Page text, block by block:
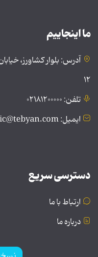
ما اینجاییم
آدرس: بلوار کشاورز،
۱۲
تلفن: ۰۲۱۸۱۲۰۰۰۰۰
ایمیل: public@tebyan.com
دسترسی سریع
ارتباط با ما
درباره ما